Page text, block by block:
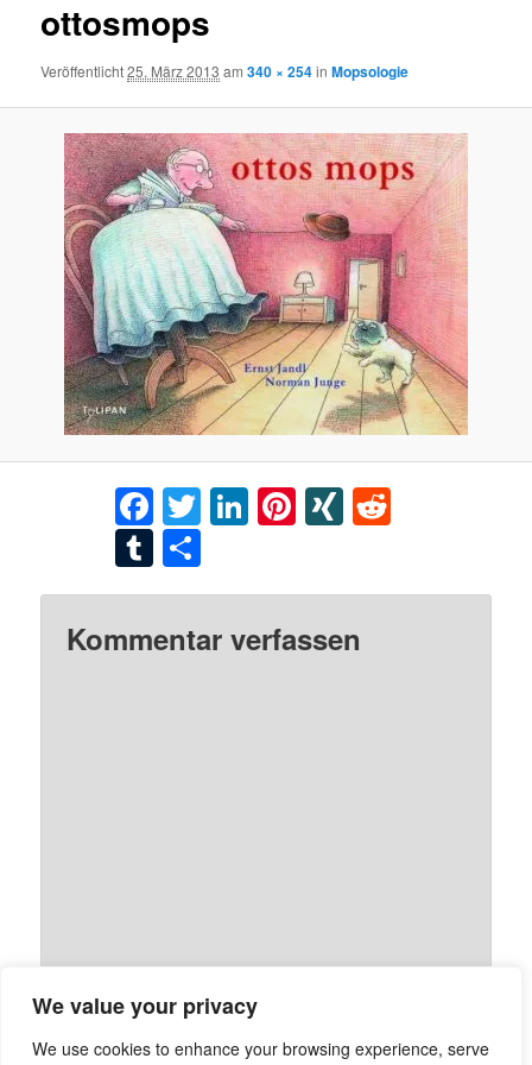
We value your privacy
We use cookies to enhance your browsing experience, serve
ottosmops
Veröffentlicht25. März 2013 am340 × 254inMopsologie
Facebook
Twitter
LinkedIn
Pinterest
XING
Tumblr
Kommentar verfassen